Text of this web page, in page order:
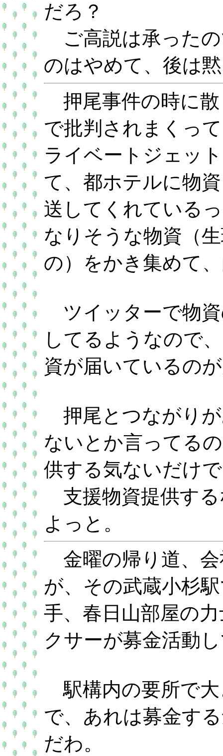
だろ？
ご高説は承った
のはやめて、後は
押尾事件の時に散
で批判されまくっ
ライベートジェッ
て、都ホテルに物
送してくれている
なりそうな物資（
の）をかき集めて
ツイッターで物
してるようなので
資が届いているの
押尾とつながり
ないとか言ってる
供する気ないだけ
支援物資提供す
よっと。
金曜の帰り道、会
が、その武蔵小杉
手、春日山部屋の
クサーが募金活動
駅構内の要所で大
で、あれは募金す
だわ。